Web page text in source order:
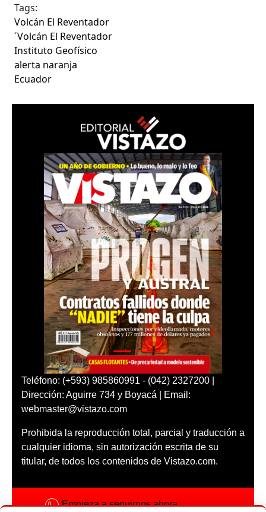
Tags:
Volcán El Reventador
´Volcán El Reventador
Instituto Geofísico
alerta naranja
Ecuador
Teléfono: (+593) 985860991 - (042) 2327200 |
Dirección: Aguirre 734 y Boyacá | Email:
webmaster@vistazo.com
Prohibida la reproducción total, parcial y traducción a
cualquier idioma, sin autorización escrita de su
titular, de todos los contenidos de Vistazo.com.
Empieza a seguirnos ahora